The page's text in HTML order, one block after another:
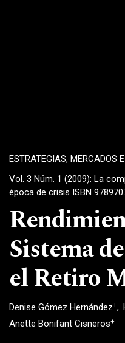
ESTRATEGIAS, MERCADOS
Vol. 3 Núm. 1 (2009): La
época de crisis ISBN
Sistema
el Retiro
Denise Gómez Hernández+
Anette Bonifant Cisneros+